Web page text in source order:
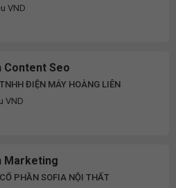
VND
Content Seo
ĐIỆN MÁY HOÀNG LIÊN
VND
Marketing
PHẦN SOFIA NỘI THẤT